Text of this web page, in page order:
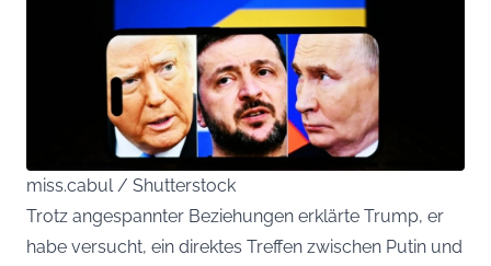
miss.cabul / Shutterstock
Trotz angespannter Beziehungen erklärte Trump, er
habe versucht, ein direktes Treffen zwischen Putin und